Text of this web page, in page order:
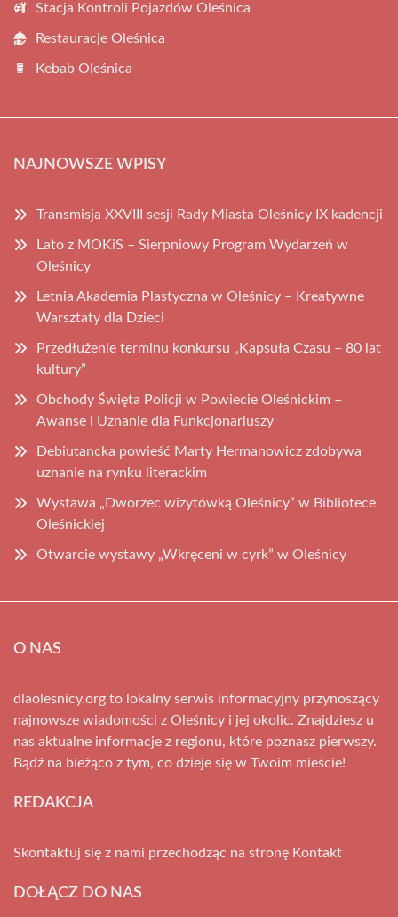
Stacja Kontroli Pojazdów Oleśnica
Restauracje Oleśnica
Kebab Oleśnica
NAJNOWSZE WPISY
Transmisja XXVIII sesji Rady Miasta Oleśnicy IX kadencji
Lato z MOKiS – Sierpniowy Program Wydarzeń w
Oleśnicy
Letnia Akademia Plastyczna w Oleśnicy – Kreatywne
Warsztaty dla Dzieci
Przedłużenie terminu konkursu „Kapsuła Czasu – 80 lat
kultury”
Obchody Święta Policji w Powiecie Oleśnickim –
Awanse i Uznanie dla Funkcjonariuszy
Debiutancka powieść Marty Hermanowicz zdobywa
uznanie na rynku literackim
Wystawa „Dworzec wizytówką Oleśnicy” w Bibliotece
Oleśnickiej
Otwarcie wystawy „Wkręceni w cyrk” w Oleśnicy
O NAS
dlaolesnicy.org to lokalny serwis informacyjny przynoszący
najnowsze wiadomości z Oleśnicy i jej okolic. Znajdziesz u
nas aktualne informacje z regionu, które poznasz pierwszy.
Bądź na bieżąco z tym, co dzieje się w Twoim mieście!
REDAKCJA
Skontaktuj się z nami przechodząc na stronę Kontakt
DOŁĄCZ DO NAS